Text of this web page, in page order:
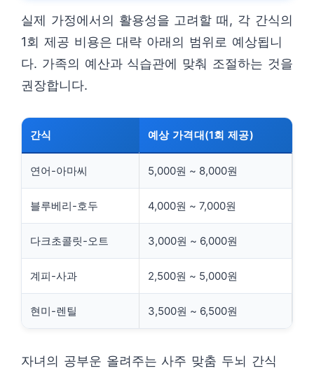
실제 가정에서의 활용성을 고려할 때, 각 간식의
1회 제공 비용은 대략 아래의 범위로 예상됩니
다. 가족의 예산과 식습관에 맞춰 조절하는 것을
권장합니다.
간식 예상 가격대(1회 제공)
연어-아마씨 5,000원 ~ 8,000원
블루베리-호두 4,000원 ~ 7,000원
다크초콜릿-오트 3,000원 ~ 6,000원
계피-사과 2,500원 ~ 5,000원
현미-렌틸 3,500원 ~ 6,500원
자녀의 공부운 올려주는 사주 맞춤 두뇌 간식